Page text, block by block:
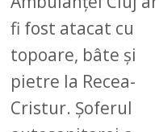
fi fost atacat cu
topoare, bâte și
pietre la Recea-
Cristur. Șoferul